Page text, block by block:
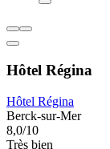
Hôtel Régina
Hôtel Régina
Berck-sur-Mer
8,0/10
Très bien